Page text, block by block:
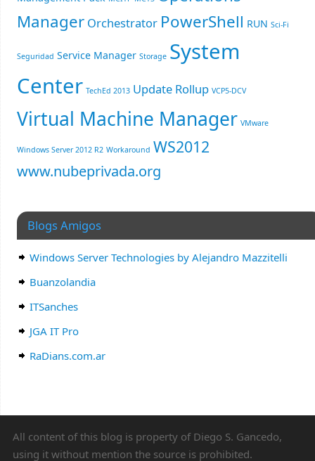
Manager Orchestrator PowerShell RUN Sci-Fi
Seguridad Service Manager Storage System
Center TechEd 2013 Update Rollup VCP5-DCV
Virtual Machine Manager VMware
Windows Server 2012 R2 Workaround WS2012
www.nubeprivada.org
Blogs Amigos
Windows Server Technologies by Alejandro Mazzitelli
Buanzolandia
ITSanches
JGA IT Pro
RaDians.com.ar
All content of this blog is property of Diego S. Gancedo,
using it without mention the source is prohibited.